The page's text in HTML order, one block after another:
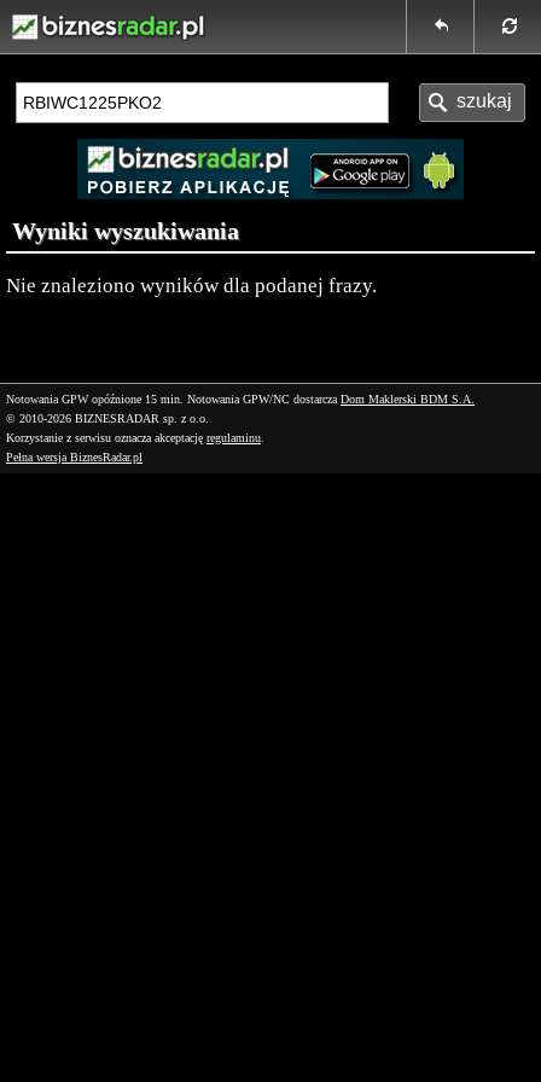
Wyniki wyszukiwania
Nie znaleziono wyników dla podanej frazy.
Notowania GPW opóźnione 15 min. Notowania GPW/NC dostarcza Dom Maklerski BDM S.A.
© 2010-2026 BIZNESRADAR sp. z o.o.
Korzystanie z serwisu oznacza akceptację regulaminu
Pełna wersja BiznesRadar.pl